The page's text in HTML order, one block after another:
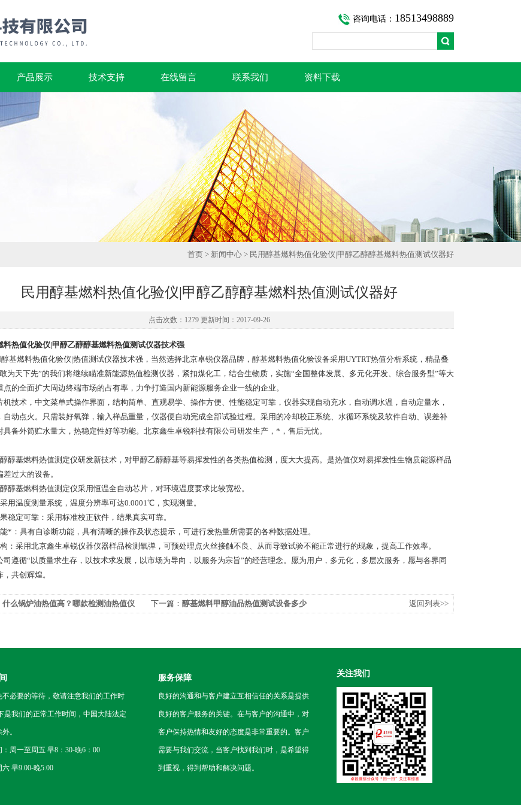
咨询电话： 18513498889
产品展示 技术支持 在线留言 联系我们 资料下载
首页 > 新闻中心 > 民用醇基燃料热值化验仪|甲醇乙醇醇基燃料热值测试仪器好
民用醇基燃料热值化验仪|甲醇乙醇醇基燃料热值测试仪器好
点击次数：1279 更新时间：2017-09-26
料热值化验仪|甲醇乙醇醇基燃料热值测试仪器技术强
基燃料热值化验仪|热值测试仪器技术强，当然选择北京卓锐仪器品牌，醇基燃料热值化验设备采用UYTRT热值分析系统，精品叠
为天下先”的我们将继续瞄准新能源热值检测仪器，紧扣煤化工，结合生物质，实施“全国整体发展、多元化开发、综合服务型”等大
点的全面扩大周边终端市场的占有率，力争打造国内新能源服务企业一线的企业。
机技术，中文菜单式操作界面，结构简单、直观易学、操作方便、性能稳定可靠，仪器实现自动充水，自动调水温，自动定量水，
自动点火。只需装好氧弹，输入样品重量，仪器便自动完成全部试验过程。采用的冷却校正系统、水循环系统及软件自动、误差补
具备外筒贮水量大，热稳定性好等功能。北京鑫生卓锐科技有限公司研发生产，*，售后无忧。
醇基燃料热值测定仪研发新技术，对甲醇乙醇醇基等易挥发性的各类热值检测，度大大提高。是热值仪对易挥发性生物质能源样品
过大的设备。
醇基燃料热值测定仪采用恒温全自动芯片，对环境温度要求比较宽松。
用温度测量系统，温度分辨率可达0.0001℃，实现测量。
稳定可靠：采用标准校正软件，结果真实可靠。
*：具有自诊断功能，具有清晰的操作及状态提示，可进行发热量所需要的各种数据处理。
：采用北京鑫生卓锐仪器仪器样品检测氧弹，可预处理点火丝接触不良、从而导致试验不能正常进行的现象，提高工作效率。
司遵循“以质量求生存，以技术求发展，以市场为导向，以服务为宗旨”的经营理念。愿为用户，多元化，多层次服务，愿与各界同
共创辉煌。
什么锅炉油热值高？哪款检测油热值仪
下一篇： 醇基燃料甲醇油品热值测试设备多少
返回列表>>
不必要的等待，敬请注意我们的工作时
是我们的正常工作时间，中国大陆法定
。
：周一至周五 早8：30-晚6：00
早9:00-晚5:00
服务保障
良好的沟通和与客户建立互相信任的关系是提供
良好的客户服务的关键。在与客户的沟通中，对
客户保持热情和友好的态度是非常重要的。客户
需要与我们交流，当客户找到我们时，是希望得
到重视，得到帮助和解决问题。
关注我们